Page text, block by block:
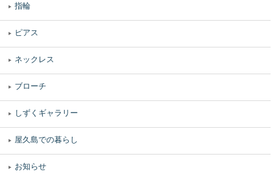
指輪
ピアス
ネックレス
ブローチ
しずくギャラリー
屋久島での暮らし
お知らせ